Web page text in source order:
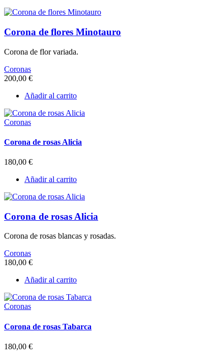
Corona de flores Minotauro
Corona de flor variada.
Coronas
200,00 €
Añadir al carrito
Coronas
Corona de rosas Alicia
180,00 €
Añadir al carrito
Corona de rosas Alicia
Corona de rosas blancas y rosadas.
Coronas
180,00 €
Añadir al carrito
Coronas
Corona de rosas Tabarca
180,00 €